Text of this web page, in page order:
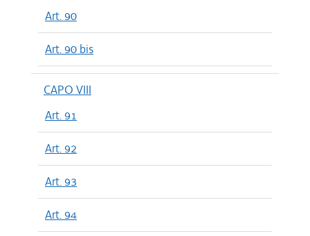
Art. 90
Art. 90 bis
CAPO VIII
Art. 91
Art. 92
Art. 93
Art. 94